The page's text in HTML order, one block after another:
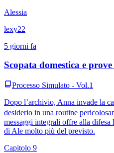
Alessia
lexy22
5 giorni fa
Scopata domestica e
Processo Simulato - Vol.1
Dopo l’archivio, Anna invade la
desiderio in una routine
messaggi integrali offre alla difesa
di Ale molto più del previsto.
Capitolo 9